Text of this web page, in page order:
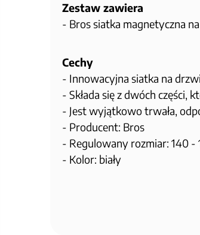
Zestaw zawiera
- Bros siatka magnetyczna
Cechy
- Innowacyjna siatka na
- Składa się z dwóch części,
- Jest wyjątkowo trwała,
- Producent: Bros
- Regulowany rozmiar: 140 -
- Kolor: biały